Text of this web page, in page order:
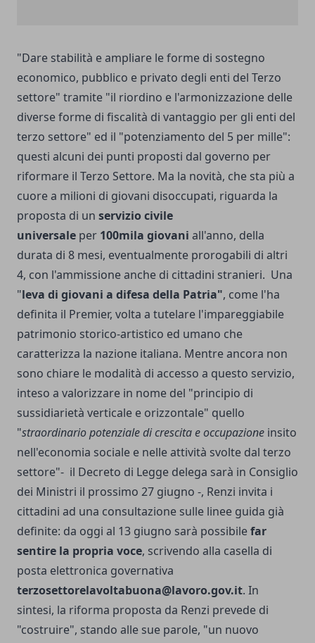
"Dare stabilità e ampliare le forme di sostegno
economico, pubblico e privato degli enti del Terzo
settore" tramite "il riordino e l'armonizzazione delle
diverse forme di fiscalità di vantaggio per gli enti del
terzo settore" ed il "potenziamento del 5 per mille":
questi alcuni dei punti proposti dal governo per
riformare il Terzo Settore. Ma la novità, che sta più a
cuore a milioni di giovani disoccupati, riguarda la
proposta di un servizio civile
universale per 100mila giovani all'anno, della
durata di 8 mesi, eventualmente prorogabili di altri
4, con l'ammissione anche di cittadini stranieri. Una
"leva di giovani a difesa della Patria", come l'ha
definita il Premier, volta a tutelare l'impareggiabile
patrimonio storico-artistico ed umano che
caratterizza la nazione italiana. Mentre ancora non
sono chiare le modalità di accesso a questo servizio,
inteso a valorizzare in nome del "principio di
sussidiarietà verticale e orizzontale" quello
"straordinario potenziale di crescita e occupazione insito
nell'economia sociale e nelle attività svolte dal terzo
settore"- il Decreto di Legge delega sarà in Consiglio
dei Ministri il prossimo 27 giugno -, Renzi invita i
cittadini ad una consultazione sulle linee guida già
definite: da oggi al 13 giugno sarà possibilefar
sentire la propria voce, scrivendo alla casella di
posta elettronica governativa
terzosettorelavoltabuona@lavoro.gov.it. In
sintesi, la riforma proposta da Renzi prevede di
"costruire", stando alle sue parole, "un nuovo